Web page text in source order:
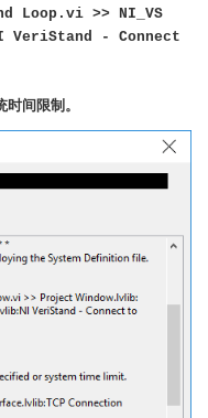
Loop.vi >> NI_VS
VeriStand - Connect
间限制。